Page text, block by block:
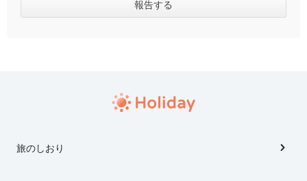
旅のしおり